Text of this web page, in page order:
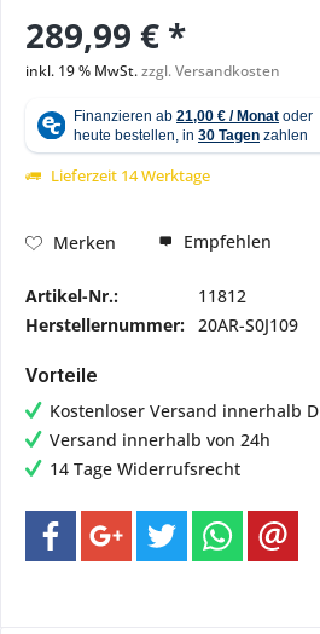
289,99 € *
inkl. 19 % MwSt.zzgl. Versandkosten
Lieferzeit 14 Werktage
Merken Empfehlen
Artikel-Nr.:
11812
Herstellernummer: 20AR-S0J109
Vorteile
Kostenloser Versand innerhalb D
Versand innerhalb von 24h
14 Tage Widerrufsrecht